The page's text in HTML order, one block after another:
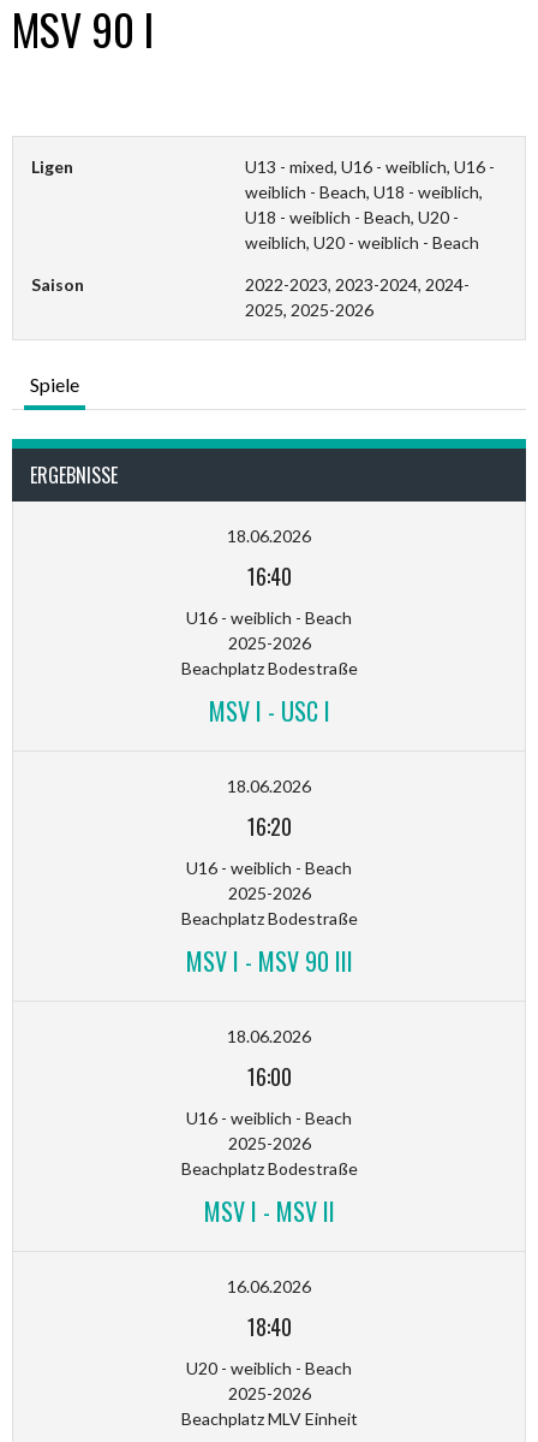
MSV 90 I
Ligen
U13 - mixed, U16 - weiblich, U16 -
weiblich - Beach, U18 - weiblich,
U18 - weiblich - Beach, U20 -
weiblich, U20 - weiblich - Beach
Saison
2022-2023, 2023-2024, 2024-
2025, 2025-2026
Spiele
ERGEBNISSE
18.06.2026
16:40
U16 - weiblich - Beach
2025-2026
Beachplatz Bodestraße
MSV I - USC I
18.06.2026
16:20
U16 - weiblich - Beach
2025-2026
Beachplatz Bodestraße
MSV I - MSV 90 III
18.06.2026
16:00
U16 - weiblich - Beach
2025-2026
Beachplatz Bodestraße
MSV I - MSV II
16.06.2026
18:40
U20 - weiblich - Beach
2025-2026
Beachplatz MLV Einheit